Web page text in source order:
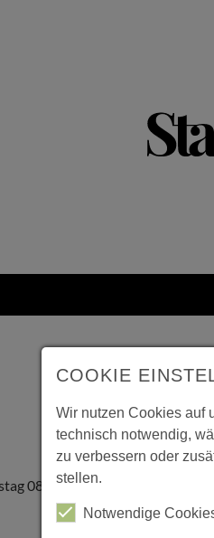
08:00 bis 18:00; Freitag 08:00
COOKIE
Wir nutzen Cookies auf
technisch notwendig,
zu verbessern oder
stellen.
Notwendige